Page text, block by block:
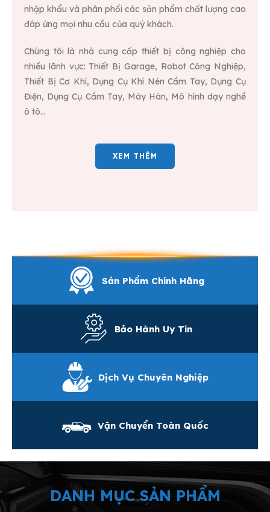
nhập khẩu và phân phối các sản phẩm chất lượng cao
đáp ứng mọi nhu cầu của quý khách.
Chúng tôi là nhà cung cấp thiết bị công nghiệp cho
nhiều lãnh vực: Thiết Bị Garage, Robot Công Nghiệp,
Thiết Bị Cơ Khí, Dụng Cụ Khí Nén Cầm Tay, Dụng Cụ
Điện, Dụng Cụ Cầm Tay, Máy Hàn, Mô hình dạy nghề
ô tô...
XEM THÊM
Sản Phẩm Chính Hãng
Bảo Hành Uy Tín
Dịch Vụ Chuyên Nghiệp
Vận Chuyển Toàn Quốc
DANH MỤC SẢN PHẨM